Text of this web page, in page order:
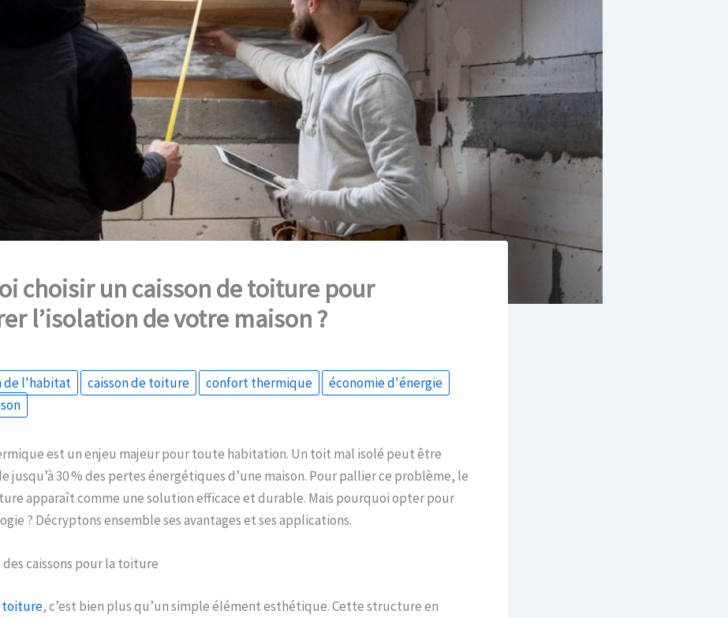
choisir un caisson de toiture pour
l’isolation de votre maison ?
de l'habitat caisson de toiture confort thermique
économie d'énergie
est un enjeu majeur pour toute habitation. Un toit mal isolé peut être
jusqu’à 30 % des pertes énergétiques d’une maison. Pour pallier ce problème, le
apparaît comme une solution efficace et durable. Mais pourquoi opter pour
? Décryptons ensemble ses avantages et ses applications.
des caissons pour la toiture
toiture, c’est bien plus qu’un simple élément esthétique. Cette structure en